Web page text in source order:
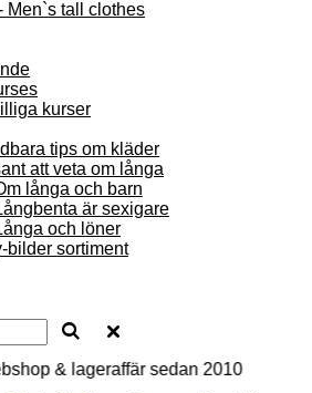
Men`s tall clothes
kurser
tips om kläder
att veta om långa
långa och barn
är sexigare
och löner
bilder sortiment
& lageraffär sedan 2010